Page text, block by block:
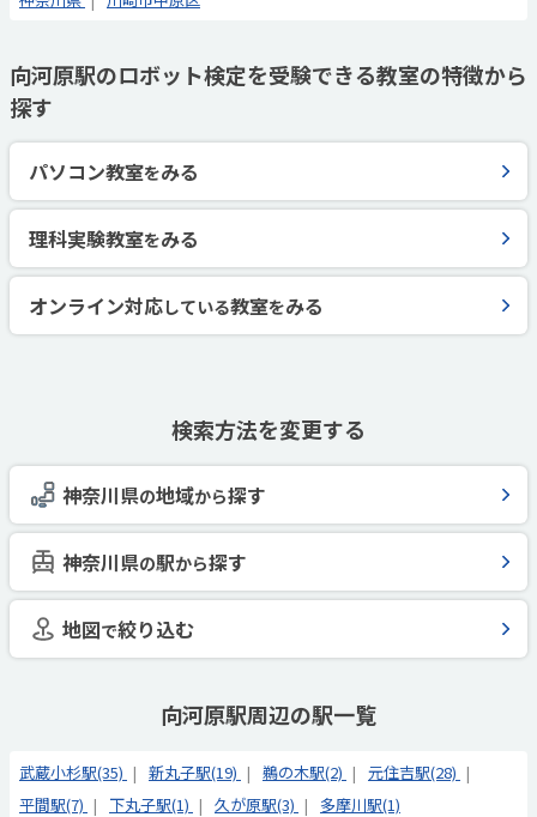
向河原駅のロボット検定を受験できる教室の特徴から
探す
パソコン教室をみる
理科実験教室をみる
オンライン対応している教室をみる
検索方法を変更する
神奈川県の地域から探す
神奈川県の駅から探す
地図で絞り込む
向河原駅周辺の駅一覧
武蔵小杉駅(35) 新丸子駅(19) 鵜の木駅(2)
元住吉駅(28)
平間駅(7)
下丸子駅(1) 久が原駅(3) 多摩川駅(1)